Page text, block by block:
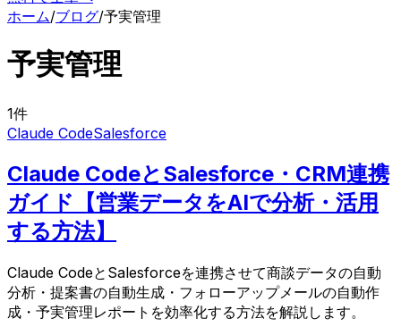
ホーム/ブログ/予実管理
予実管理
1件
Claude CodeSalesforce
Claude CodeとSalesforce・CRM連携
ガイド【営業データをAIで分析・活用
する方法】
Claude CodeとSalesforceを連携させて商談データの自動
分析・提案書の自動生成・フォローアップメールの自動作
成・予実管理レポートを効率化する方法を解説します。